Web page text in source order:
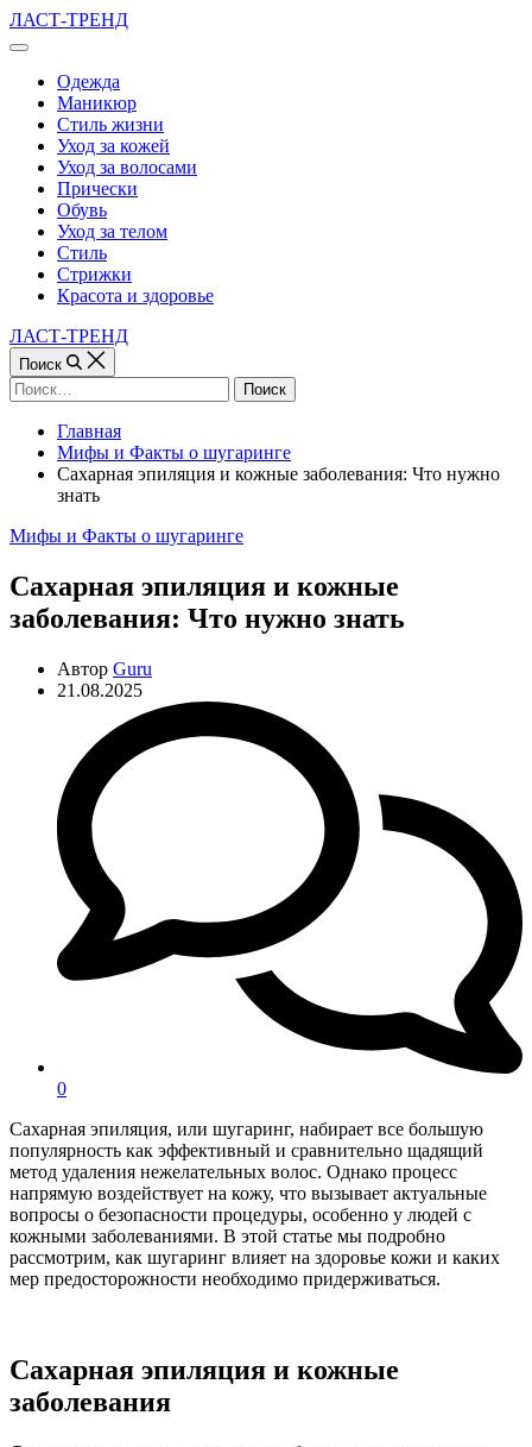
Перейти
к
ЛАСТ-ТРЕНД
Вне
холстаОдежда
Маникюр
Стиль жизни
Уход за кожей
Уход за волосами
Прически
Обувь
Уход за телом
Стиль
Стрижки
Красота и здоровье
ЛАСТ-ТРЕНД
Поиск
Найти:
Главная
Мифы и Факты о шугаринге
Сахарная эпиляция и кожные заболевания: Что нужно
знать
Рубрики
Мифы и Факты о шугаринге
Сахарная эпиляция и кожные
заболевания: Что нужно знать
Автор Guru
21.08.2025
0
Сахарная эпиляция, или шугаринг, набирает все большую
популярность как эффективный и сравнительно щадящий
метод удаления нежелательных волос. Однако процесс
напрямую воздействует на кожу, что вызывает актуальные
вопросы о безопасности процедуры, особенно у людей с
кожными заболеваниями. В этой статье мы подробно
рассмотрим, как шугаринг влияет на здоровье кожи и каких
мер предосторожности необходимо придерживаться.
Сахарная эпиляция и кожные
заболевания